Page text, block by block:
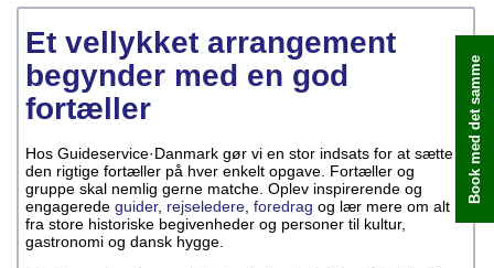
Et vellykket arrangement
begynder med en god
fortæller
Hos Guideservice·Danmark gør vi en stor indsats for at sætte
den rigtige fortæller på hver enkelt opgave. Fortæller og
gruppe skal nemlig gerne matche. Oplev inspirerende og
engagerede guider, rejseledere foredrag og lær mere om alt
fra store historiske begivenheder og personer til kultur,
gastronomi og dansk hygge.
Book med det samme